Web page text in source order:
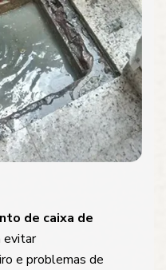
de caixa de
evitar
e problemas de